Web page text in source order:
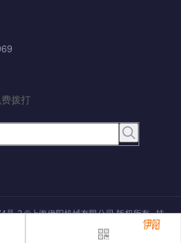
费拨打
号-2©上海伊阳机械有限公司版权所有 技